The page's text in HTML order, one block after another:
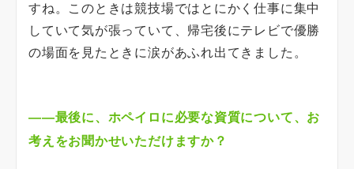
すね。このときは競技場ではとにかく仕事に集中
していて気が張っていて、帰宅後にテレビで優勝
の場面を見たときに涙があふれ出てきました。
――最後に、ホペイロに必要な資質について、お
考えをお聞かせいただけますか？